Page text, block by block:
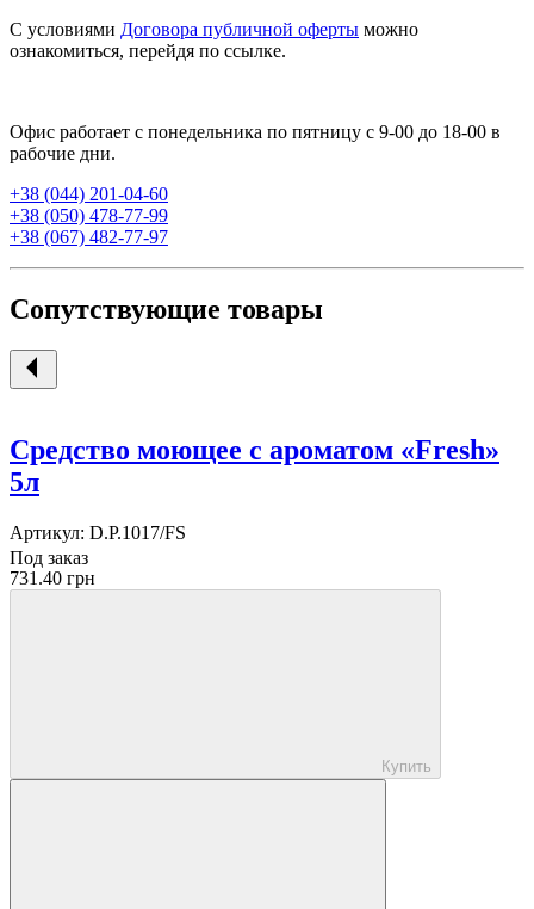
С условиями Договора публичной оферты можно
ознакомиться, перейдя по ссылке.
Офис работает с понедельника по пятницу с 9-00 до 18-00 в
рабочие дни.
+38 (044) 201-04-60
+38 (050) 478-77-99
+38 (067) 482-77-97
Сопутствующие товары
Средство моющее с ароматом «Fresh»
5л
Артикул: D.P.1017/FS
Под заказ
731.40 грн
Купить